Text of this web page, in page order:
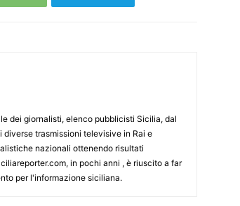
dei giornalisti, elenco pubblicisti Sicilia, dal
trasmissioni televisive in Rai e
nazionali ottenendo risultati
in pochi anni , è riuscito a far
per l'informazione siciliana.